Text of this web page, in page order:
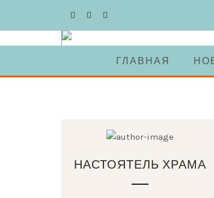
ГЛАВНАЯ
НАСТОЯТЕЛЬ ХРАМА